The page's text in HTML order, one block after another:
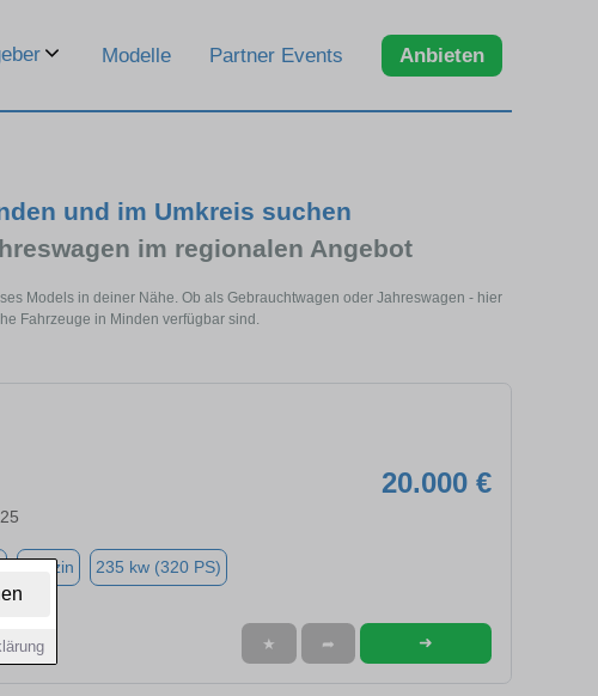
Modelle Partner Events Anbieten
und im Umkreis suchen
im regionalen Angebot
Models in deiner Nähe. Ob als Gebrauchtwagen oder Jahreswagen - hier
Fahrzeuge in Minden verfügbar sind.
20.000 €
Benzin 235 kw (320 PS)
★ ➦ ➜